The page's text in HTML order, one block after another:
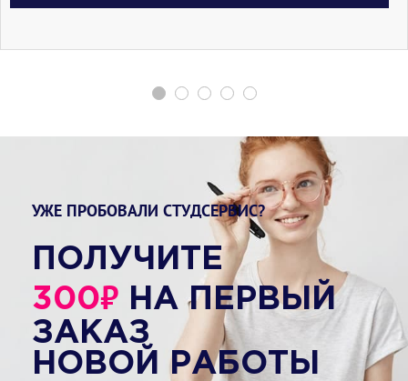
УЖЕ ПРОБОВАЛИ СТУДСЕРВИС?
ПОЛУЧИТЕ
300₽ НА ПЕРВЫЙ
ЗАКАЗ
НОВОЙ РАБОТЫ